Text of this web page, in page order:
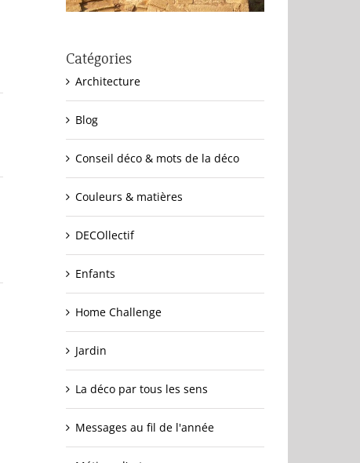
Catégories
Architecture
Blog
Conseil déco & mots de la déco
Couleurs & matières
DECOllectif
Enfants
Home Challenge
Jardin
La déco par tous les sens
Messages au fil de l'année